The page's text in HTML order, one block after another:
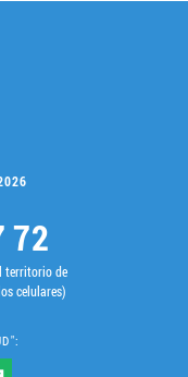
72
territorio de
celulares)